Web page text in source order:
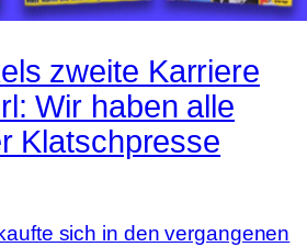
zweite Karriere
Wir haben alle
Klatschpresse
sich in den vergangenen